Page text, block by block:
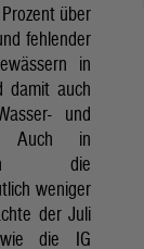
über
fehlender
in
damit auch
und
Auch in
die
weniger
der Juli
die IG